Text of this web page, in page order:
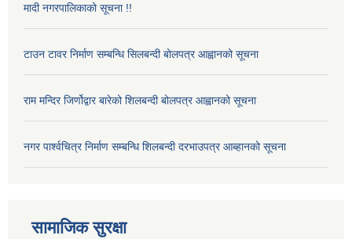
मादी नगरपालिकाको सूचना !!
टाउन टावर निर्माण सम्बन्धि सिलबन्दी बोलपत्र आह्वानको सूचना
राम मन्दिर जिर्णोद्वार बारेको शिलबन्दी बोलपत्र आह्वानको सूचना
नगर पार्श्वचित्र निर्माण सम्बन्धि शिलबन्दी दरभाउपत्र आब्हानको सूचना
सामाजिक सुरक्षा